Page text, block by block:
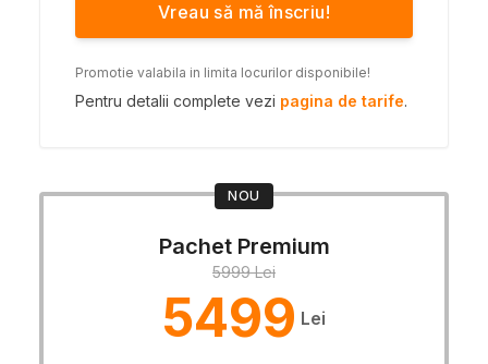
Vreau să mă înscriu!
Promotie valabila in limita locurilor disponibile!
Pentru detalii complete vezi pagina de tarife.
NOU
Pachet Premium
5999 Lei
5499 Lei